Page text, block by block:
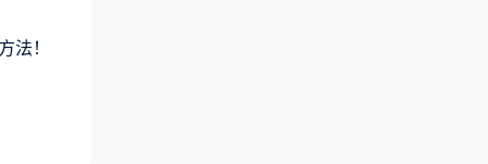
法！